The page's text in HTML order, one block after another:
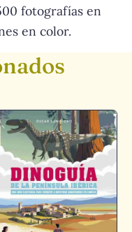
fotografías en
en color.